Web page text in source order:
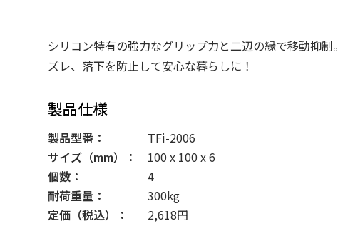
シリコン特有の強力なグリップ力と二辺の縁で移動抑制。
ズレ、落下を防止して安心な暮らしに！
製品仕様
製品型番：
TFi-2006
サイズ（mm）：
100 x 100 x 6
個数：
4
耐荷重量：
300kg
定価（税込）：
2,618円